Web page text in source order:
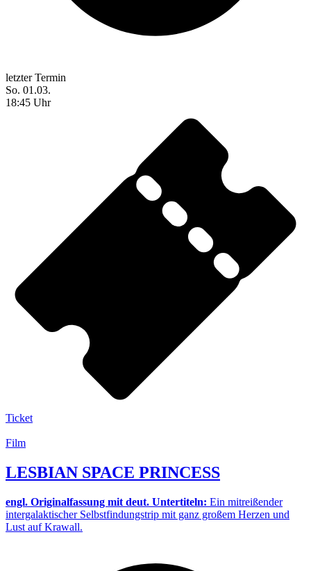
letzter Termin
So. 01.03.
18:45 Uhr
Ticket
Film
LESBIAN SPACE PRINCESS
engl. Originalfassung mit deut. Untertiteln: Ein mitreißender
intergalaktischer Selbstfindungstrip mit ganz großem Herzen und
Lust auf Krawall.